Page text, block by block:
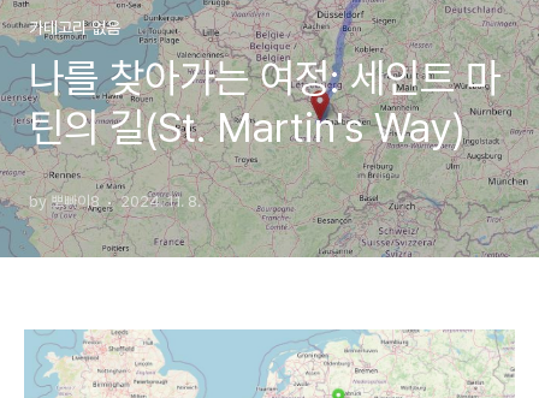
카테고리 없음
나를 찾아가는 여정: 세인트 마
틴의 길(St. Martin's Way)
by 뽀빠이8 2024. 11. 8.